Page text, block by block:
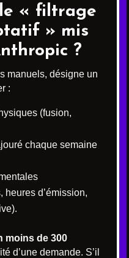
le « filtrage
» mis
?
manuels, désigne un
:
(fusion,
chaque semaine
heures d’émission,
moins de 300
d’une demande. S’il